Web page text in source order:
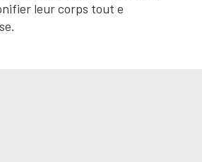
leur corps tout e